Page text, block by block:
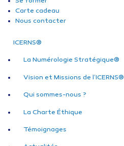
Carte cadeau
Nous contacter
ICERNS®
La Numérologie Stratégique®
Vision et Missions de l’ICERNS®
Qui sommes-nous ?
La Charte Éthique
Témoignages